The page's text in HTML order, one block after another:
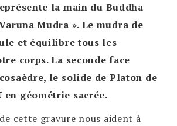
la main du Buddha
Mudra ». Le mudra de
et équilibre tous les
corps. La seconde face
le solide de Platon de
en géométrie sacrée.
cette gravure nous aident à